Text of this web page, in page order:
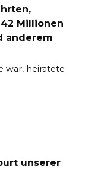
Millionen
anderem
war, heiratete
unserer